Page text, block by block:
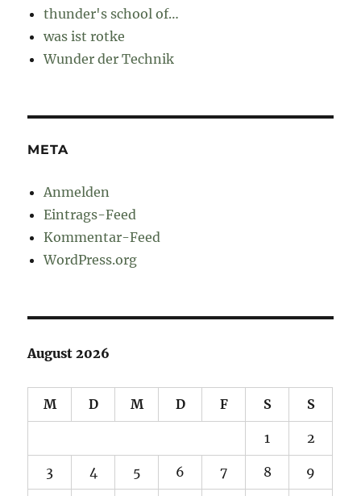
thunder's school of…
was ist rotke
Wunder der Technik
META
Anmelden
Eintrags-Feed
Kommentar-Feed
WordPress.org
August 2026
M D M D F S S
1 2
3 4 5 6 7 8 9